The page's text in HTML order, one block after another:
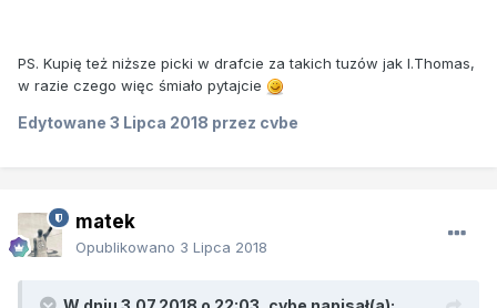
PS. Kupię też niższe picki w drafcie za takich tuzów jak I.Thomas,
w razie czego więc śmiało pytajcie
Edytowane 3 Lipca 2018 przez cvbe
matek
Opublikowano 3 Lipca 2018